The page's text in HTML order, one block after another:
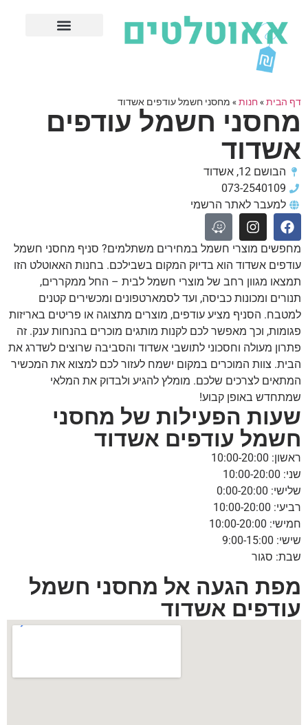
דף הבית» חנות» מחסני חשמל עודפים אשדוד
מחסני חשמל עודפים
אשדוד
הבושם 12, אשדוד
073-2540109
למעבר לאתר הרשמי
מחפשים מוצרי חשמל במחירים משתלמים? סניף מחסני חשמל
עודפים אשדוד הוא בדיוק המקום בשבילכם. בחנות האאוטלט הזו
תמצאו מגוון רחב של מוצרי חשמל לבית – החל ממקררים,
תנורים ומכונות כביסה, ועד לסמארטפונים ומכשירים קטנים
למטבח. הסניף מציע עודפים, מוצרים מתצוגה או פריטים באריזות
פגומות, וכך מאפשר לכם לקנות מותגים מוכרים בהנחות ענק. זה
פתרון מעולה וחסכוני לתושבי אשדוד והסביבה שרוצים לשדרג את
הבית. צוות המוכרים במקום ישמח לעזור לכם למצוא את המכשיר
המתאים לצרכים שלכם. מומלץ להגיע ולבדוק את המלאי
שמתחדש באופן קבוע!
שעות הפעילות של מחסני
חשמל עודפים אשדוד
ראשון: 10:00-20:00
שני: 10:00-20:00
שלישי: 0:00-20:00
רביעי: 10:00-20:00
חמישי: 10:00-20:00
שישי: 9:00-15:00
שבת: סגור
מפת הגעה אל מחסני חשמל
עודפים אשדוד